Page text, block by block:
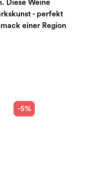
Diese Weine
- perfekt
einer Region
-5%